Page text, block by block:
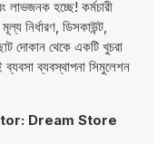
হচ্ছে! কর্মচারী
নির্ধারণ, ডিসকাউন্ট,
দোকান থেকে একটি খুচরা
ব্যবস্থাপনা সিমুলেশন
Dream Store